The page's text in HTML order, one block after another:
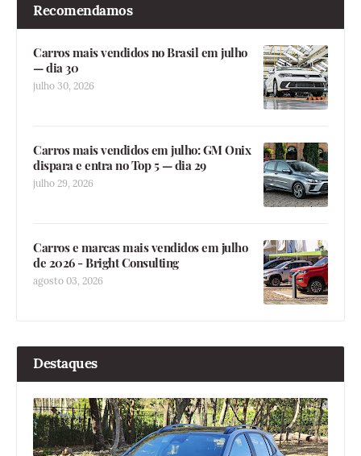
Recomendamos
Carros mais vendidos no Brasil em julho
— dia 30
julho 30, 2026
Carros mais vendidos em julho: GM Onix
dispara e entra no Top 5 — dia 29
julho 29, 2026
Carros e marcas mais vendidos em julho
de 2026 - Bright Consulting
agosto 03, 2026
Destaques